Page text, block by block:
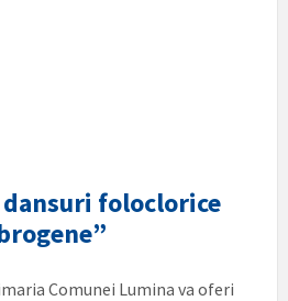
foloclorice
Comunei Lumina va oferi